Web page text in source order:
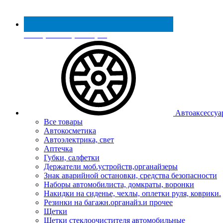
Реестр МинПромТорга
Все товары
Автокосметика
Автоэлектрика, свет
Аптечка
Губки, салфетки
Держатели моб.устройств,органайзеры
Знак аварийной остановки, средства безопасности
Наборы автомобилиста, домкраты, воронки
Накидки на сиденье, чехлы, оплетки руля, коврики.
Резинки на багажн.органайз.и прочее
Щетки
Щетки стеклоочистителя автомобильные